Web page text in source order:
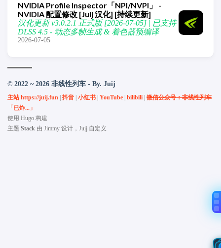
NVIDIA Profile Inspector「NPI/NVPI」 -
NVIDIA 配置修改 [Juij 汉化] [持续更新]
汉化更新 v3.0.2.1 正式版 [2026-07-05] | 已支持
DLSS 4.5 - 动态多帧生成 & 着色器预编译
2026-07-05
© 2022 ~ 2026 非线性列车 - By. Juij
主站 https://juij.fun 抖音 小红书 YouTube bilibili 微信公众号：非线性列车
「已炸...」
使用 Hugo 构建
主题 Stack 由 Jimmy 设计，Juij 自定义